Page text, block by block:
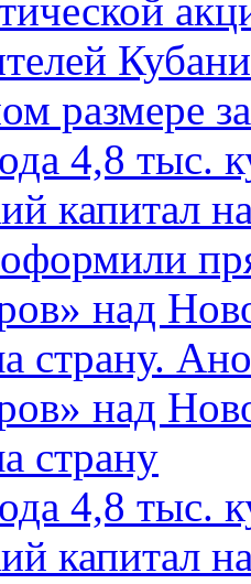
размере
4,8 тыс.
капитал
оформили
над
страну.
над
страну
4,8 тыс.
капитал